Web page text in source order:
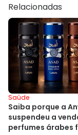
Relacionadas
Saúde
Saiba porque a
suspendeu a
perfumes árabes